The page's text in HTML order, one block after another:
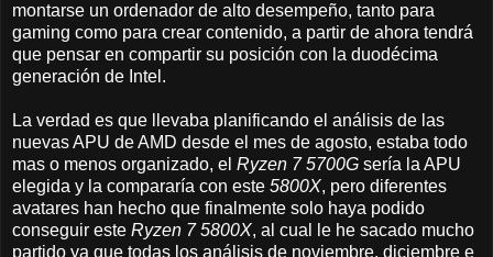
montarse un ordenador de alto desempeño, tanto para
gaming como para crear contenido, a partir de ahora tendrá
que pensar en compartir su posición con la duodécima
generación de Intel.
La verdad es que llevaba planificando el análisis de las
nuevas APU de AMD desde el mes de agosto, estaba todo
mas o menos organizado, el Ryzen 7 5700G sería la APU
elegida y la compararía con este 5800X, pero diferentes
avatares han hecho que finalmente solo haya podido
conseguir este Ryzen 7 5800X, al cual le he sacado mucho
partido ya que todas los análisis de noviembre, diciembre e